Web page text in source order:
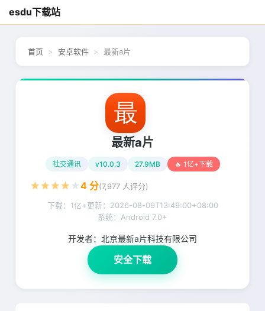
esdu下载站
首页 安卓软件 最新a片
最新a片
社交通讯 v10.0.3 27.9MB 🔥 1亿+下载
★ ★ ★ ★ ★4 分(7,977 人评分)
下载：1亿+更新： 2026-08-09T13:49:00+08:00
系统：Android 7.0+
开发者： 北京最新a片科技有限公司
安全下载